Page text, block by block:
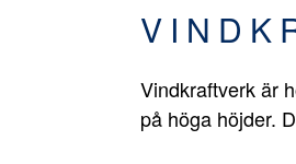
Vindkraftverk är
på höga höjder.